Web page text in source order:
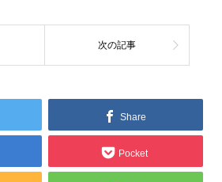
次の記事
Share
Pocket